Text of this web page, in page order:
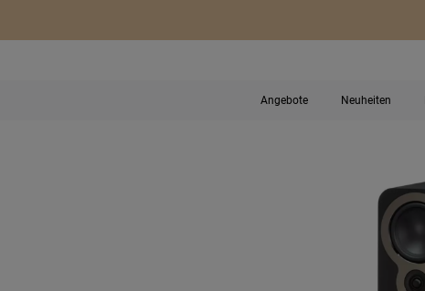
Angebote Neuheiten